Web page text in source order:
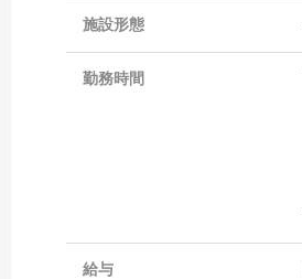
施設形態
勤務時間
給与